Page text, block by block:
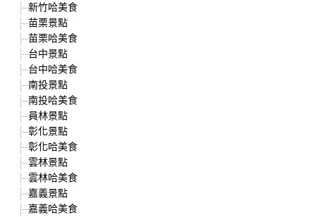
新竹哈美食
苗栗景點
苗栗哈美食
台中景點
台中哈美食
南投景點
南投哈美食
員林景點
彰化景點
彰化哈美食
雲林景點
雲林哈美食
嘉義景點
嘉義哈美食